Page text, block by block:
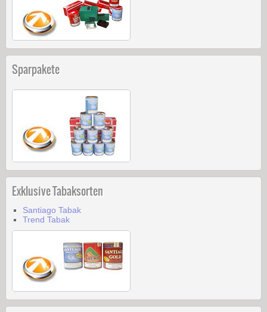
Sparpakete
Exklusive Tabaksorten
Santiago Tabak
Trend Tabak